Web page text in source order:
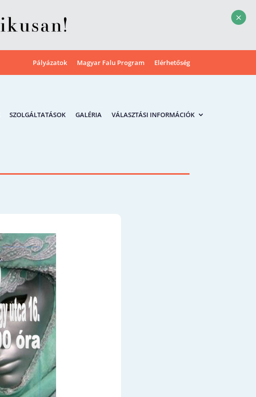
M
Pályázatok Magyar Falu Program Elérhetőség
SZOLGÁLTATÁSOK GALÉRIA VÁLASZTÁSI INFORMÁCIÓK